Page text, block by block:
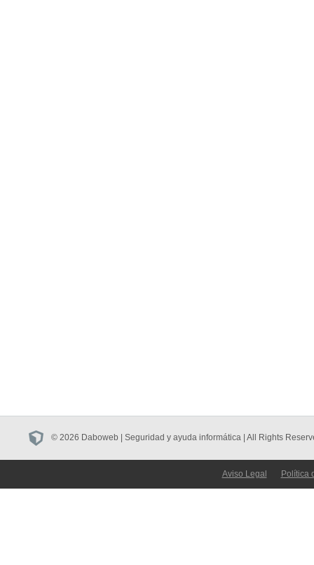
© 2026 Daboweb | Seguridad y ayuda informática | All Rights
Aviso Legal Política